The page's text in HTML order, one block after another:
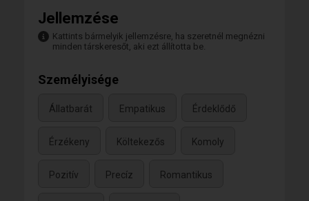
Jellemzése
Kattints bármelyik jellemzésre, ha szeretnél megnézni
minden társkeresőt, aki ezt állította be.
Személyisége
Állatbarát Empatikus Érdeklődő
Érzékeny Költekezős Komoly
Pozitív Precíz Romantikus